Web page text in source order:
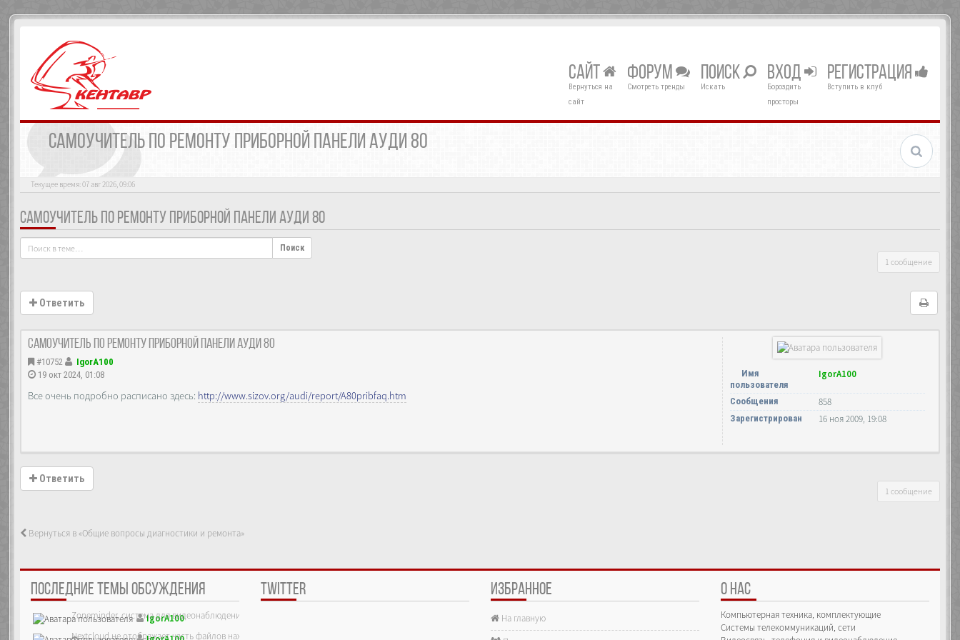
САЙТ
Вернуться на
сайт
ФОРУМ
Смотреть тренды
ПОИСК
Искать
ВХОД
Бороздить
просторы
РЕГИСТРАЦИЯ
Вступить в клуб
САМОУЧИТЕЛЬ ПО РЕМОНТУ ПРИБОРНОЙ ПАНЕЛИ АУДИ 80
Текущее время: 07 авг 2026, 09:06
САМОУЧИТЕЛЬ ПО РЕМОНТУ ПРИБОРНОЙ ПАНЕЛИ АУДИ 80
Поиск
1 сообщение
Ответить
Самоучитель по ремонту приборной панели Ауди 80
#10752
IgorA100
19 окт 2024, 01:08
Все очень подробно расписано здесь: http://www.sizov.org/audi/report/A80pribfaq.htm
Имя
пользователя
IgorA100
Сообщения 858
Зарегистрирован 16 ноя 2009, 19:08
Ответить
1 сообщение
Вернуться в «Общие вопросы диагностики и ремонта»
ПОСЛЕДНИЕ ТЕМЫ ОБСУЖДЕНИЯ
Zoneminder, система для видеонаблюдения
IgorA100
Nextcloud не отображает часть файлов находящихся на сервере.
TWITTER ИЗБРАННОЕ
На главную
О НАС
Компьютерная техника, комплектующие
Системы телекоммуникаций, сети